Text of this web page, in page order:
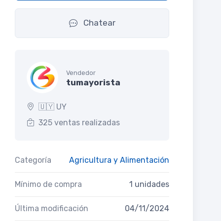
Chatear
Vendedor
tumayorista
🇺🇾 UY
325 ventas realizadas
Categoría Agricultura y Alimentación
Mínimo de compra 1 unidades
Última modificación 04/11/2024